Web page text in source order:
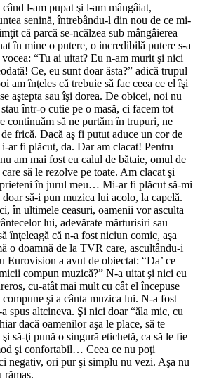
l-am pupat şi l-am mângâiat,
senină, întrebându-l din nou de ce mi-
că parcă se-ncălzea sub mângâierea
în mine o putere, o incredibilă putere s-a
“Tu ai uitat? Eu n-am murit şi nici
Ce, eu sunt doar ăsta?” adică trupul
am înţeles că trebuie să fac ceea ce el îşi
aştepta sau îşi dorea. De obicei, noi nu
într-o cutie pe o masă, ci facem tot
continuăm să ne purtăm în trupuri, ne
frică. Dacă aş fi putut aduce un cor de
ar fi plăcut, da. Dar am clacat! Pentru
am mai fost eu calul de bătaie, omul de
să le rezolve pe toate. Am clacat şi
în jurul meu… Mi-ar fi plăcut să-mi
să-i pun muzica lui acolo, la capelă.
în ultimele ceasuri, oamenii vor asculta
lui, adevărate mărturisiri sau
înţeleagă că n-a fost niciun comic, aşa
o doamnă de la TVR care, ascultându-i
Eurovision a avut de obiectat: “Da’ ce
compun muzică?” N-a uitat şi nici eu
cu-atât mai mult cu cât el începuse
şi a cânta muzica lui. N-a fost
spus altcineva. Şi nici doar “ăla mic, cu
dacă oamenilor aşa le place, să te
să-ţi pună o singură etichetă, ca să le fie
şi confortabil… Ceea ce nu poţi
negativ, ori pur şi simplu nu vezi. Aşa nu
rămas.